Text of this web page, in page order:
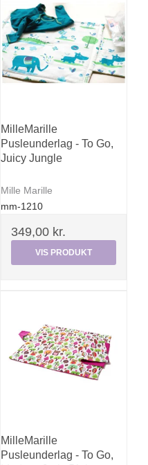
MilleMarille
Pusleunderlag - To Go,
Juicy Jungle
Mille Marille
mm-1210
349,00 kr.
VIS PRODUKT
MilleMarille
Pusleunderlag - To Go,